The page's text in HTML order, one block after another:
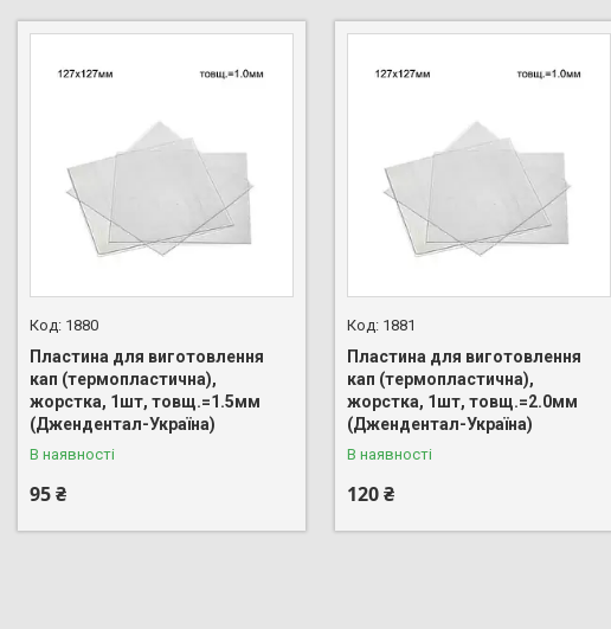
1880
Пластина для виготовлення
кап (термопластична),
жорстка, 1шт, товщ.=1.5мм
(Джендентал-Україна)
В наявності
95 ₴
1881
Пластина для виготовлення
кап (термопластична),
жорстка, 1шт, товщ.=2.0мм
(Джендентал-Україна)
В наявності
120 ₴